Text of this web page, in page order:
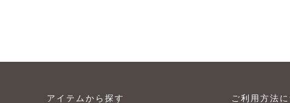
アイテムから探す ご利用方法